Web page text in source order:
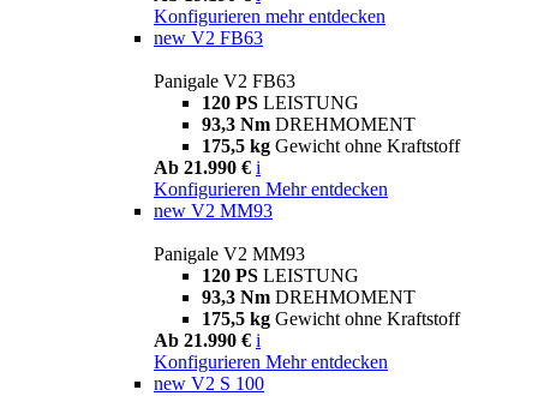
Konfigurieren mehr entdecken
new V2 FB63
Panigale V2 FB63
120 PS LEISTUNG
93,3 Nm DREHMOMENT
175,5 kg Gewicht ohne Kraftstoff
Ab 21.990 € i
Konfigurieren Mehr entdecken
new V2 MM93
Panigale V2 MM93
120 PS LEISTUNG
93,3 Nm DREHMOMENT
175,5 kg Gewicht ohne Kraftstoff
Ab 21.990 € i
Konfigurieren Mehr entdecken
new V2 S 100